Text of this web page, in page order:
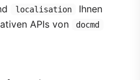
localisation
Ihnen
APIs von
docmd